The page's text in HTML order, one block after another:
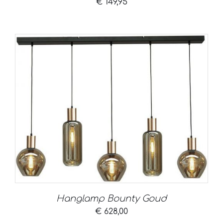
€149,95
Hanglamp Bounty Goud
€ 628,00